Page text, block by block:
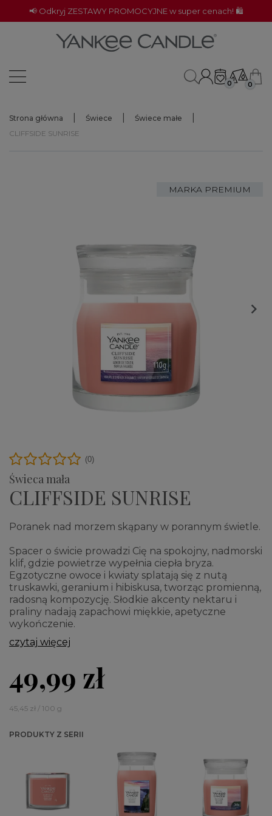
📢 Odkryj ZESTAWY PROMOCYJNE w super cenach! 🛍️
0 0
Strona główna Świece
Świece małe
CLIFFSIDE SUNRISE
MARKA PREMIUM

Świeca mała
CLIFFSIDE SUNRISE
(0)
Poranek nad morzem skąpany w porannym świetle.
Spacer o świcie prowadzi Cię na spokojny, nadmorski
klif, gdzie powietrze wypełnia ciepła bryza.
Egzotyczne owoce i kwiaty splatają się z nutą
truskawki, geranium i hibiskusa, tworząc promienną,
radosną kompozycję. Słodkie akcenty nektaru i
praliny nadają zapachowi miękkie, apetyczne
wykończenie.
czytaj więcej
49,99 zł
45,45 zł / 100 g
PRODUKTY Z SERII